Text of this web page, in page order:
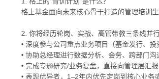
格上基金面向未来核心骨干打造的管理培训
2. 你将经历轮岗、实战、高管带教三条线并行
• 深度参与公司重点业务项目（基金发行、
• 协助总经理进行数据分析、会务、跨部门沟
• 完成专题研究/业务复盘，直接向管理层汇
• 表现优异者，1–2年内优先定岗到核心业务